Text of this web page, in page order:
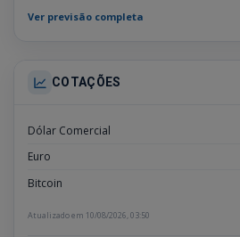
Ver previsão completa
COTAÇÕES
Dólar Comercial
Euro
Bitcoin
Atualizado em 10/08/2026, 03:50